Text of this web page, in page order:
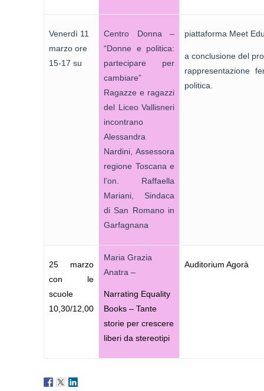
Venerdì 11
marzo ore
15-17 su
Centro Donna –
“Donne e politica:
partecipare per
cambiare”
Ragazze e ragazzi
del Liceo Vallisneri
incontrano
Alessandra
Nardini, Assessora
regione Toscana e
l’on. Raffaella
Mariani, Sindaca
di San Romano in
Garfagnana
piattaforma Meet
a conclusione del
rappresentazione
politica.
25 marzo
con le
scuole
10,30/12,00
Maria Grazia
Anatra –
Narrating Equality
Books – Tante
storie per crescere
liberi da stereotipi
Auditorium Agorà